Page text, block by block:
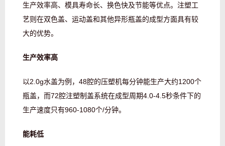
生产效率高、模具寿命长、换色快及节能等优点。注塑工
艺则在双色盖、运动盖和其他异形瓶盖的成型方面具有较
大的优势。
生产效率高
以2.0g水盖为例，48腔的压塑机每分钟能生产大约1200个
瓶盖，而72腔注塑制盖系统在成型周期4.0-4.5秒条件下的
生产速度只有960-1080个/分钟。
能耗低